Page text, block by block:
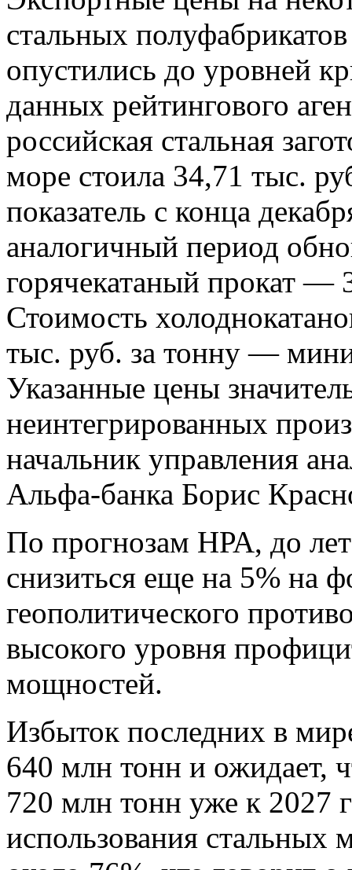
стальных
опустились до уровней
данных рейтингового
российская стальная
море стоила 34,71 тыс.
показатель с конца
аналогичный период
горячекатаный прокат —
Стоимость
тыс. руб. за тонну —
Указанные цены
неинтегрированных
начальник управления
Альфа-банка Борис
По прогнозам НРА, до
снизиться еще на 5% на
геополитического
высокого уровня
мощностей.
Избыток последних в
640 млн тонн и ожидает,
720 млн тонн уже к 2027
использования стальных